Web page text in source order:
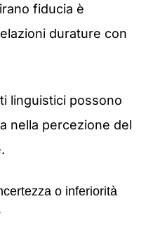
fiducia è
durature con
linguistici possono
nella percezione del
o inferiorità